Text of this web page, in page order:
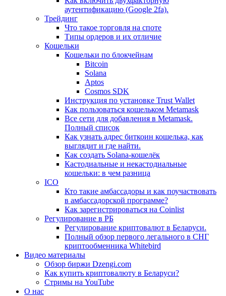
аутентификацию (Google 2fa).
Трейдинг
Что такое торговля на споте
Типы ордеров и их отличие
Кошельки
Кошельки по блокчейнам
Bitcoin
Solana
Aptos
Cosmos SDK
Инструкция по установке Trust Wallet
Как пользоваться кошельком Metamask
Все сети для добавления в Metamask.
Полный список
Как узнать адрес биткоин кошелька, как
выглядит и где найти.
Как создать Solana-кошелёк
Кастодиальные и некастодиальные
кошельки: в чем разница
ICO
Кто такие амбассадоры и как поучаствовать
в амбассадорской программе?
Как зарегистрироваться на Coinlist
Регулирование в РБ
Регулирование криптовалют в Беларуси.
Полный обзор первого легального в СНГ
криптообменника Whitebird
Видео материалы
Обзор биржи Dzengi.com
Как купить криптовалюту в Беларуси?
Стримы на YouTube
О нас